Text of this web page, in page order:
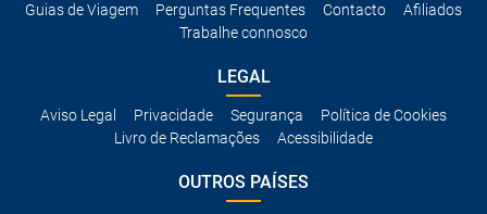
Guias de Viagem Perguntas Frequentes Contacto
Afiliados
Trabalhe connosco
LEGAL
Aviso Legal Privacidade Segurança
Política de Cookies
Livro de Reclamações
Acessibilidade
OUTROS PAÍSES